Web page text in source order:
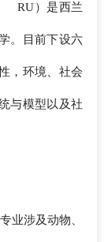
RU）是西兰
。目前下设六
，环境、社会
与模型以及社
业涉及动物、